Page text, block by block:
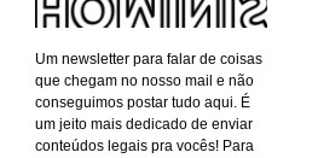
Um newsletter para falar de coisas
que chegam no nosso mail e não
conseguimos postar tudo aqui. É
um jeito mais dedicado de enviar
conteúdos legais pra vocês! Para